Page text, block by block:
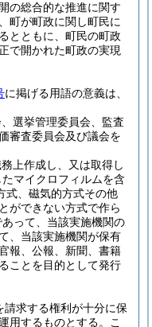
の総合的な推進に関す
町が町政に関し町民に
とともに、町民の町政
で開かれた町政の実現
に掲げる用語の意義は、
選挙管理委員会、監査
審査委員会及び議会を
上作成し、又は取得し
マイクロフィルムを含
式、磁気的方式その他
ができない方式で作ら
あって、当該実施機関の
、当該実施機関が保有
報、公報、新聞、書籍
ことを目的として発行
求する権利が十分に保
用するものとする。
こ